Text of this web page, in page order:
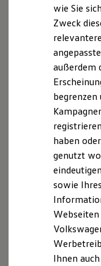
VW
VW
Hilfreiches
XTL-
Ersatzteile
Original
Elektrisch &
Elektro - &
Reichweite
Vielseitig wie
mit neuer Front,
Neuen Multivan
wie Sie
Zweck
außerdem
haben
genutzt
sowie
Ihnen